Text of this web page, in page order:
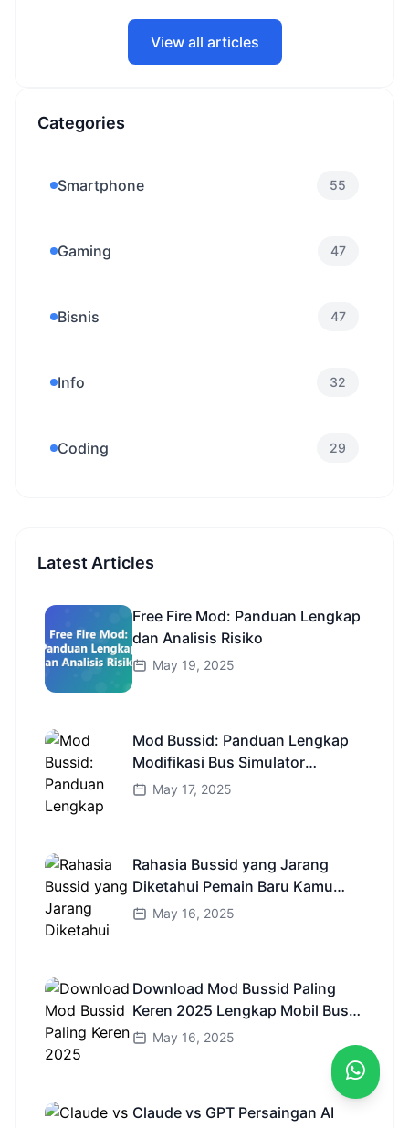
View all articles
Categories
Smartphone 55
Gaming 47
Bisnis 47
Info 32
Coding 29
Latest Articles
Free Fire Mod: Panduan Lengkap
dan Analisis Risiko
May 19, 2025
Mod Bussid: Panduan Lengkap
Modifikasi Bus Simulator
Indonesia
May 17, 2025
Rahasia Bussid yang Jarang
Diketahui Pemain Baru Kamu
Wajib Coba!
May 16, 2025
Download Mod Bussid Paling
Keren 2025 Lengkap Mobil Bus
dan Truk HD
May 16, 2025
Claude vs GPT Persaingan AI